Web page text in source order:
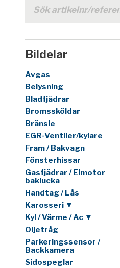
Bildelar
Avgas
Belysning
Bladfjädrar
Bromssköldar
Bränsle
EGR-Ventiler/kylare
Fram / Bakvagn
Fönsterhissar
Gasfjädrar / Elmotor
baklucka
Handtag / Lås
Karosseri ▼
Kyl / Värme / Ac ▼
Oljetråg
Parkeringssensor /
Backkamera
Sidospeglar